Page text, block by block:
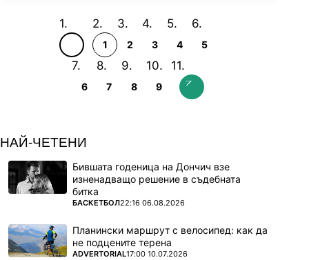
1 2 3 4 5
6 7 8 9
НАЙ-ЧЕТЕНИ
Бившата годеница на Дончич взе
изненадващо решение в съдебната
битка
ПОВЕЧЕ ОТ
БАСКЕТБОЛ22:16 06.08.2026
Планински маршрут с велосипед: как да
не подцените терена
ПОВЕЧЕ ОТ
ADVERTORIAL17:00 10.07.2026